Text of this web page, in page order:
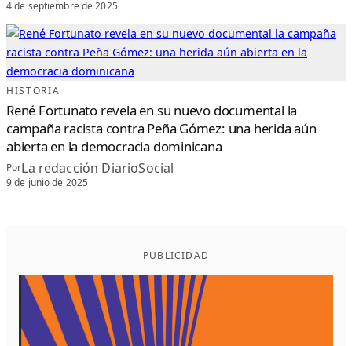
4 de septiembre de 2025
HISTORIA
René Fortunato revela en su nuevo documental la
campaña racista contra Peña Gómez: una herida aún
abierta en la democracia dominicana
PorLa redacción DiarioSocial
9 de junio de 2025
PUBLICIDAD